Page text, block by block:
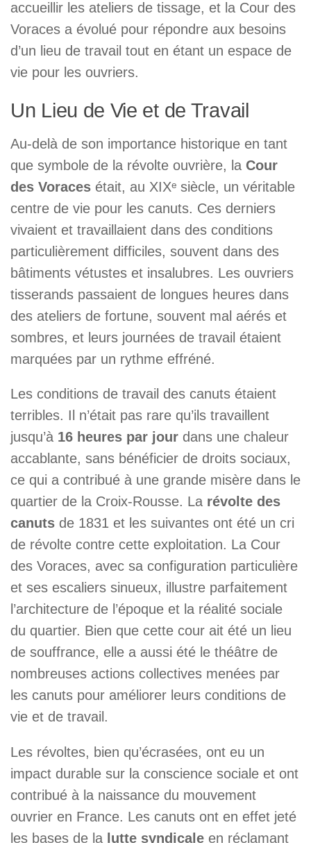
accueillir les ateliers de tissage, et la Cour des
Voraces a évolué pour répondre aux besoins
d’un lieu de travail tout en étant un espace de
vie pour les ouvriers.
Un Lieu de Vie et de Travail
Au-delà de son importance historique en tant
que symbole de la révolte ouvrière, la Cour
des Voraces était, au XIXᵉ siècle, un véritable
centre de vie pour les canuts. Ces derniers
vivaient et travaillaient dans des conditions
particulièrement difficiles, souvent dans des
bâtiments vétustes et insalubres. Les ouvriers
tisserands passaient de longues heures dans
des ateliers de fortune, souvent mal aérés et
sombres, et leurs journées de travail étaient
marquées par un rythme effréné.
Les conditions de travail des canuts étaient
terribles. Il n’était pas rare qu’ils travaillent
jusqu’à 16 heures par jour dans une chaleur
accablante, sans bénéficier de droits sociaux,
ce qui a contribué à une grande misère dans le
quartier de la Croix-Rousse. La révolte des
canuts de 1831 et les suivantes ont été un cri
de révolte contre cette exploitation. La Cour
des Voraces, avec sa configuration particulière
et ses escaliers sinueux, illustre parfaitement
l’architecture de l’époque et la réalité sociale
du quartier. Bien que cette cour ait été un lieu
de souffrance, elle a aussi été le théâtre de
nombreuses actions collectives menées par
les canuts pour améliorer leurs conditions de
vie et de travail.
Les révoltes, bien qu’écrasées, ont eu un
impact durable sur la conscience sociale et ont
contribué à la naissance du mouvement
ouvrier en France. Les canuts ont en effet jeté
les bases de la lutte syndicale en réclamant